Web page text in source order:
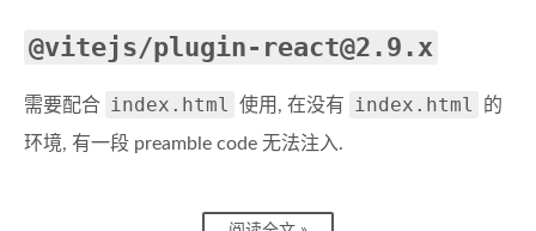
@vitejs/plugin-react@2.9.x
需要配合 index.html 使用, 在没有 index.html
的
环境, 有一段 preamble code 无法注入.